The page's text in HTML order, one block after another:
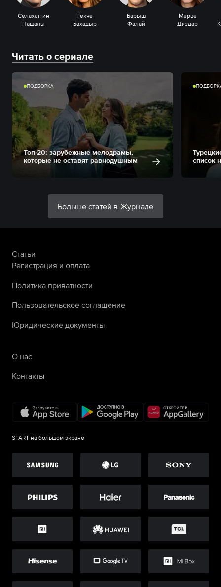
Селахаттин
Пашалы
Гёкче
Бахадыр
Барыш
Фалай
Мерве
Диздар
Читать о сериале
ПОДБОРКА
Топ-20: зарубежные мелодрамы,
которые не оставят равнодушным
список
Больше статей в Журнале
Статьи
Регистрация и оплата
Политика приватности
Пользовательское соглашение
Юридические документы
О нас
Контакты
START на большом экране